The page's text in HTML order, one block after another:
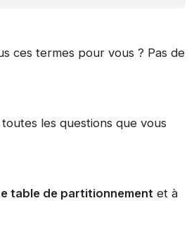
ces termes pour vous ? Pas de
les questions que vous
table de partitionnement et à